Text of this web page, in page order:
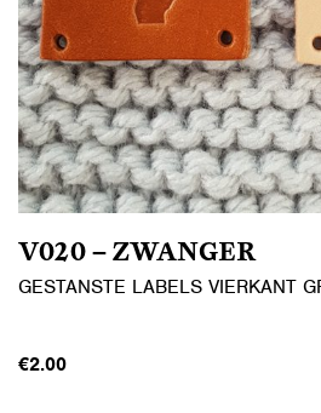
V020 – ZWANGER
GESTANSTE LABELS VIERKANT
€2.00